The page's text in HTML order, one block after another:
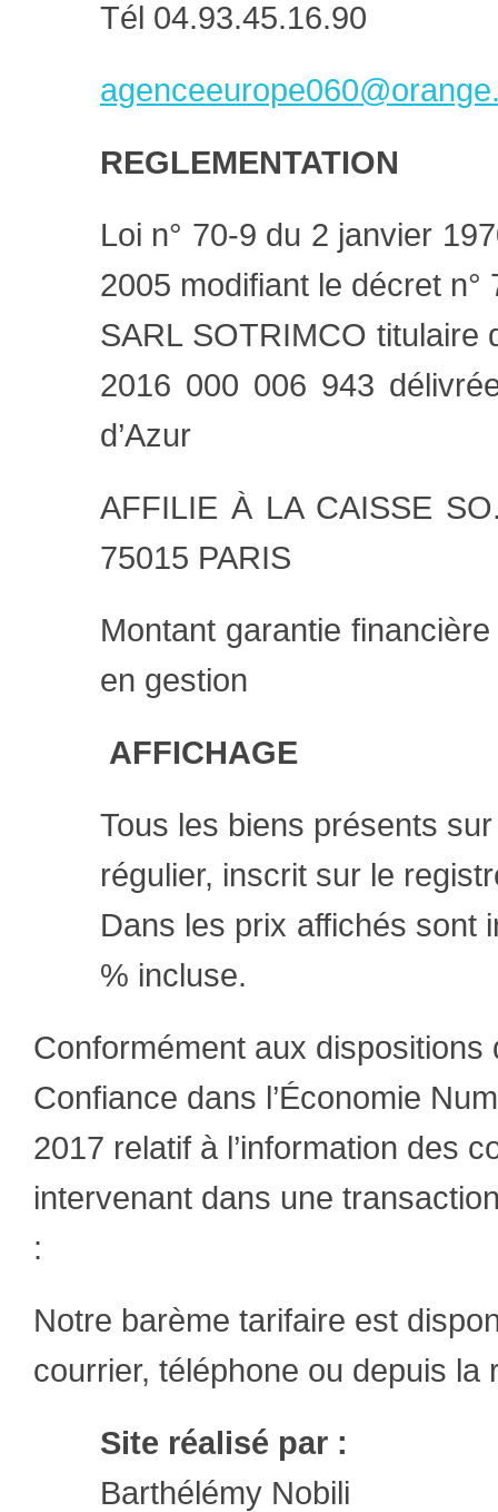
Tél 04.93.45.16.90
REGLEMENTATION
Loi n° 70-9 du 2 janvier
2005 modifiant le décret
SARL SOTRIMCO titulaire
2016 000 006 943
d’Azur
AFFILIE À LA
75015 PARIS
Montant garantie
en gestion
AFFICHAGE
Tous les biens présents
régulier, inscrit sur le
Dans les prix affichés sont
% incluse.
Conformément aux
Confiance dans l’Économie
2017 relatif à l’information des
intervenant dans une
:
Notre barème tarifaire est
courrier, téléphone ou depuis la
Site réalisé par :
Barthélémy Nobili